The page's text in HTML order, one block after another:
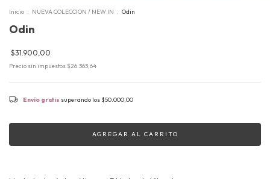
Inicio . NUEVA COLECCION / NEW IN . Odin
Odin
$31.900,00
Precio sin impuestos $26.363,64
Envío gratis superando los $50.000,00